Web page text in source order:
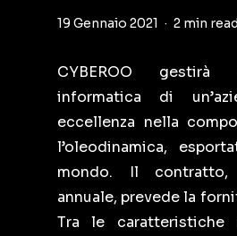
19 Gennaio 2021 2 min read
CYBEROO gestirà
informatica di
eccellenza nella
l’oleodinamica,
mondo. Il contratto,
annuale, prevede la
Tra le caratteristiche